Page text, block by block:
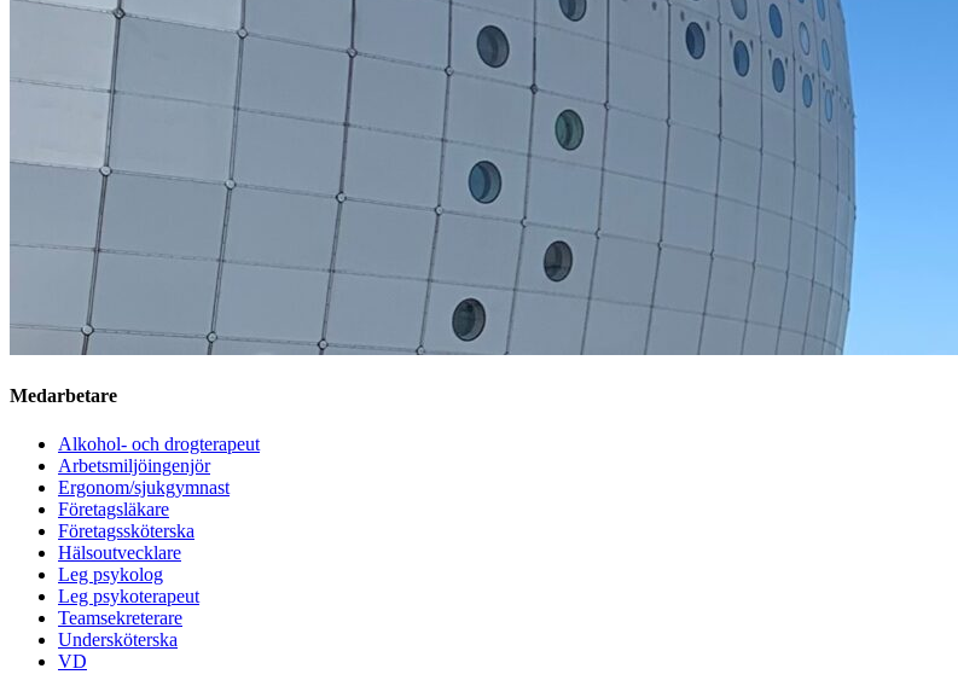
Medarbetare
Alkohol- och drogterapeut
Arbetsmiljöingenjör
Ergonom/sjukgymnast
Företagsläkare
Företagssköterska
Hälsoutvecklare
Leg psykolog
Leg psykoterapeut
Teamsekreterare
Undersköterska
VD